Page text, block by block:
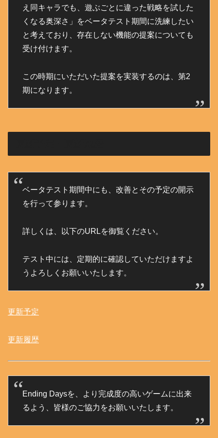
え同キャラでも、遊ぶごとに違った戦略を試した
くなる奥深さ」をベータテスト期間に洗練したい
と考えており、存在しない機能の提案についても
受け付けます。
この時期にいただいた提案を実装するのは、第2
期になります。
ベータテスト期間中にも、改善とその予定の開示
を行って参ります。
詳しくは、以下のURLを御覧ください。
テスト中には、定期的に確認していただけますよ
うよろしくお願いいたします。
更新予定
更新履歴
Ending Daysを、より完成度の高いゲームに出来
るよう、皆様のご協力をお願いいたします。